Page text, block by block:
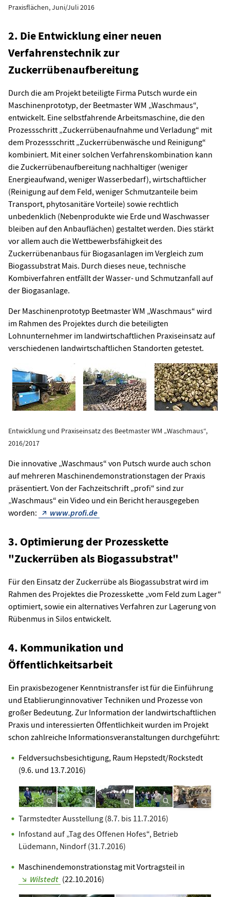
Praxisflächen, Juni/Juli 2016
2. Die Entwicklung einer neuen
Verfahrenstechnik zur
Zuckerrübenaufbereitung
Durch die am Projekt beteiligte Firma Putsch wurde ein
Maschinenprototyp, der Beetmaster WM „Waschmaus“,
entwickelt. Eine selbstfahrende Arbeitsmaschine, die den
Prozessschritt „Zuckerrübenaufnahme und Verladung“ mit
dem Prozessschritt „Zuckerrübenwäsche und Reinigung“
kombiniert. Mit einer solchen Verfahrenskombination kann
die Zuckerrübenaufbereitung nachhaltiger (weniger
Energieaufwand, weniger Wasserbedarf), wirtschaftlicher
(Reinigung auf dem Feld, weniger Schmutzanteile beim
Transport, phytosanitäre Vorteile) sowie rechtlich
unbedenklich (Nebenprodukte wie Erde und Waschwasser
bleiben auf den Anbauflächen) gestaltet werden. Dies stärkt
vor allem auch die Wettbewerbsfähigkeit des
Zuckerrübenanbaus für Biogasanlagen im Vergleich zum
Biogassubstrat Mais. Durch dieses neue, technische
Kombiverfahren entfällt der Wasser- und Schmutzanfall auf
der Biogasanlage.
Der Maschinenprototyp Beetmaster WM „Waschmaus“ wird
im Rahmen des Projektes durch die beteiligten
Lohnunternehmer im landwirtschaftlichen Praxiseinsatz auf
verschiedenen landwirtschaftlichen Standorten getestet.
Entwicklung und Praxiseinsatz des Beetmaster WM „Waschmaus“,
2016/2017
Die innovative „Waschmaus“ von Putsch wurde auch schon
auf mehreren Maschinendemonstrationstagen der Praxis
präsentiert. Von der Fachzeitschrift „profi“ sind zur
„Waschmaus“ ein Video und ein Bericht herausgegeben
worden:
www.profi.de
3. Optimierung der Prozesskette
"Zuckerrüben als Biogassubstrat"
Für den Einsatz der Zuckerrübe als Biogassubstrat wird im
Rahmen des Projektes die Prozesskette „vom Feld zum Lager“
optimiert, sowie ein alternatives Verfahren zur Lagerung von
Rübenmus in Silos entwickelt.
4. Kommunikation und
Öffentlichkeitsarbeit
Ein praxisbezogener Kenntnistransfer ist für die Einführung
und Etablierunginnovativer Techniken und Prozesse von
großer Bedeutung. Zur Information der landwirtschaftlichen
Praxis und interessierten Öffentlichkeit wurden im Projekt
schon zahlreiche Informationsveranstaltungen durchgeführt:
Feldversuchsbesichtigung, Raum Hepstedt/Rockstedt
(9.6. und 13.7.2016)
Tarmstedter Ausstellung (8.7. bis 11.7.2016)
Infostand auf „Tag des Offenen Hofes“, Betrieb
Lüdemann, Nindorf (31.7.2016)
Maschinendemonstrationstag mit Vortragsteil in
Wilstedt (22.10.2016)